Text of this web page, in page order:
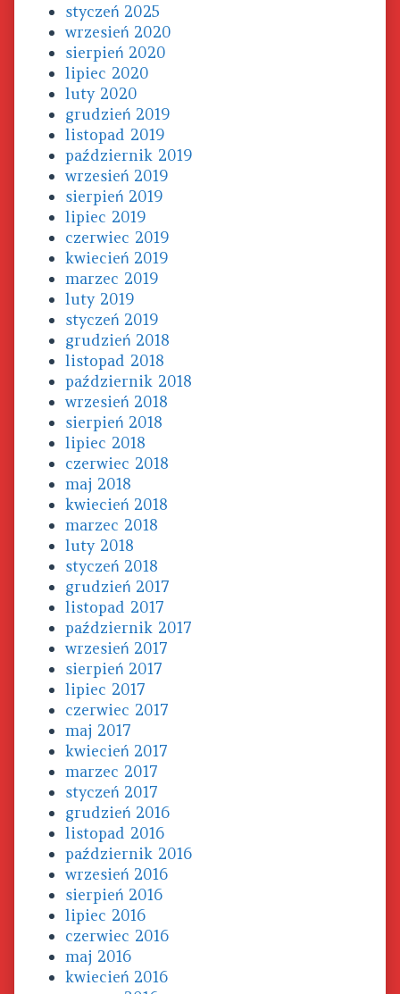
styczeń 2025
wrzesień 2020
sierpień 2020
lipiec 2020
luty 2020
grudzień 2019
listopad 2019
październik 2019
wrzesień 2019
sierpień 2019
lipiec 2019
czerwiec 2019
kwiecień 2019
marzec 2019
luty 2019
styczeń 2019
grudzień 2018
listopad 2018
październik 2018
wrzesień 2018
sierpień 2018
lipiec 2018
czerwiec 2018
maj 2018
kwiecień 2018
marzec 2018
luty 2018
styczeń 2018
grudzień 2017
listopad 2017
październik 2017
wrzesień 2017
sierpień 2017
lipiec 2017
czerwiec 2017
maj 2017
kwiecień 2017
marzec 2017
styczeń 2017
grudzień 2016
listopad 2016
październik 2016
wrzesień 2016
sierpień 2016
lipiec 2016
czerwiec 2016
maj 2016
kwiecień 2016